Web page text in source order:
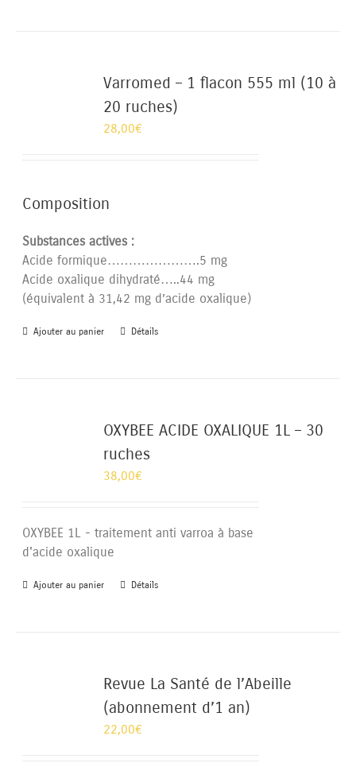
Varromed – 1 flacon 555 ml (10 à
20 ruches)
28,00€
Composition
Substances actives :
Acide formique………………….5 mg
Acide oxalique dihydraté…..44 mg
(équivalent à 31,42 mg d’acide oxalique)
Ajouter au panier Détails
OXYBEE ACIDE OXALIQUE 1L – 30
ruches
38,00€
OXYBEE 1L - traitement anti varroa à base
d'acide oxalique
Ajouter au panier Détails
Revue La Santé de l’Abeille
(abonnement d’1 an)
22,00€